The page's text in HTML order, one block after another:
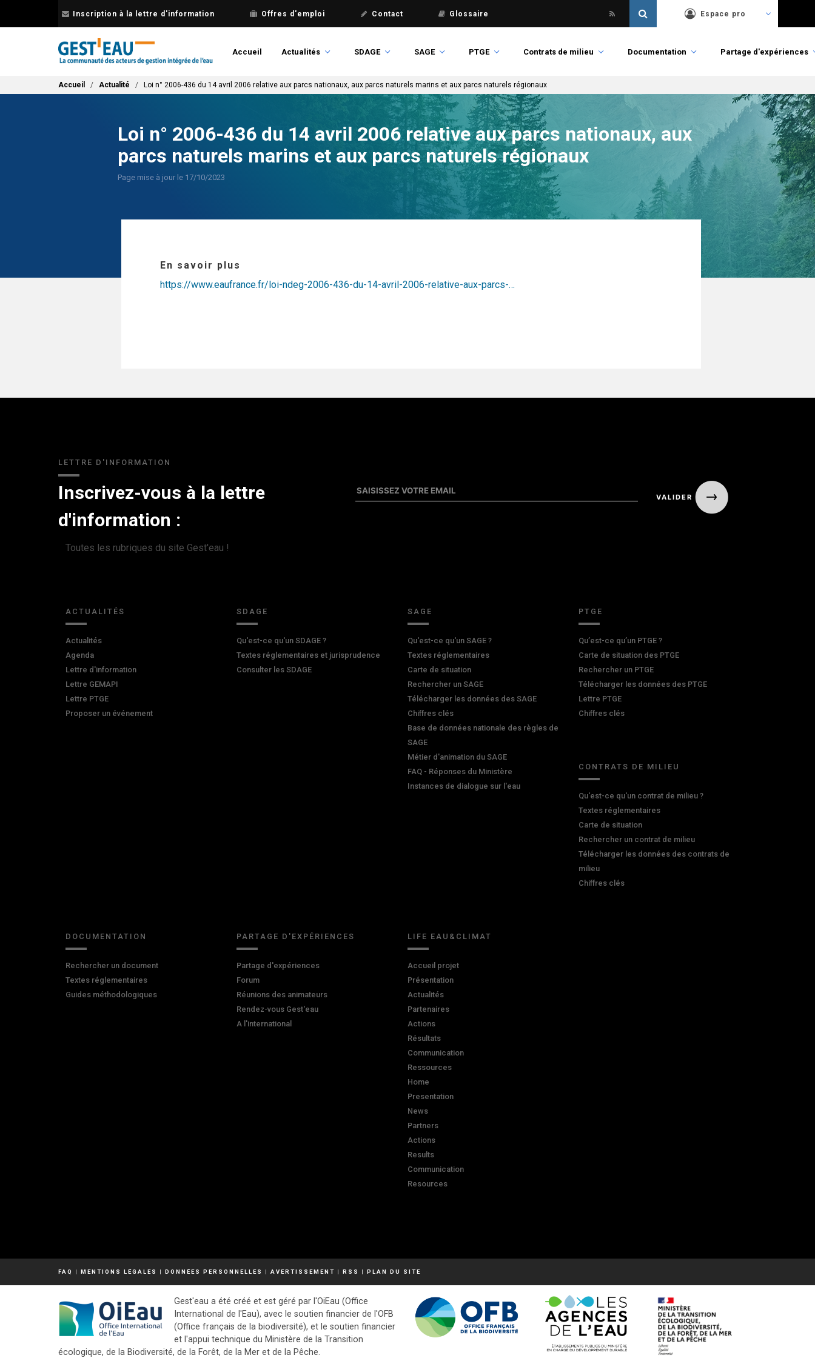
Inscription à la lettre d'information Offres d'emploi Contact Glossaire Espace pro
Accueil Actualités SDAGE SAGE PTGE Contrats de milieu Documentation Partage d'expériences
Fil d'Ariane
Accueil Actualité Loi n° 2006-436 du 14 avril 2006 relative aux parcs nationaux, aux parcs naturels marins et aux parcs naturels régionaux
Loi n° 2006-436 du 14 avril 2006 relative aux parcs nationaux, aux
parcs naturels marins et aux parcs naturels régionaux
Page mise à jour le 17/10/2023
En savoir plus
https://www.eaufrance.fr/loi-ndeg-2006-436-du-14-avril-2006-relative-aux-parcs-…
LETTRE D'INFORMATION
Inscrivez-vous à la lettre
d'information :
Toutes les rubriques du site Gest'eau !
ACTUALITÉS
Actualités
Agenda
Lettre d'information
Lettre GEMAPI
Lettre PTGE
Proposer un événement
SDAGE
Qu'est-ce qu'un SDAGE ?
Textes réglementaires et jurisprudence
Consulter les SDAGE
SAGE
Qu'est-ce qu'un SAGE ?
Textes réglementaires
Carte de situation
Rechercher un SAGE
Télécharger les données des SAGE
Chiffres clés
Base de données nationale des règles de
SAGE
Métier d'animation du SAGE
FAQ - Réponses du Ministère
Instances de dialogue sur l'eau
PTGE
Qu’est-ce qu’un PTGE ?
Carte de situation des PTGE
Rechercher un PTGE
Télécharger les données des PTGE
Lettre PTGE
Chiffres clés
CONTRATS DE MILIEU
Qu'est-ce qu'un contrat de milieu ?
Textes réglementaires
Carte de situation
Rechercher un contrat de milieu
Télécharger les données des contrats de
milieu
Chiffres clés
DOCUMENTATION
Rechercher un document
Textes réglementaires
Guides méthodologiques
PARTAGE D'EXPÉRIENCES
Partage d'expériences
Forum
Réunions des animateurs
Rendez-vous Gest'eau
A l'international
LIFE EAU&CLIMAT
Accueil projet
Présentation
Actualités
Partenaires
Actions
Résultats
Communication
Ressources
Home
Presentation
News
Partners
Actions
Results
Communication
Resources
FAQ | MENTIONS LÉGALES | DONNÉES PERSONNELLES | AVERTISSEMENT | RSS | PLAN DU SITE
Gest'eau a été créé et est géré par l'OiEau (Office
International de l'Eau), avec le soutien financier de l'OFB
(Office français de la biodiversité), et le soutien financier
et l'appui technique du Ministère de la Transition
écologique, de la Biodiversité, de la Forêt, de la Mer et de la Pêche.